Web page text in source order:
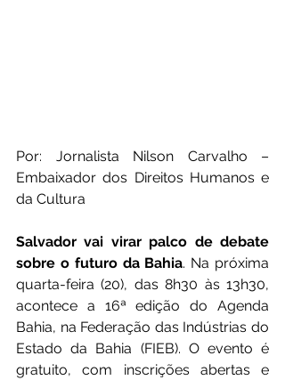
Por: Jornalista Nilson Carvalho –
Embaixador dos Direitos Humanos e
da Cultura
Salvador vai virar palco de debate
sobre o futuro da Bahia. Na próxima
quarta-feira (20), das 8h30 às 13h30,
acontece a 16ª edição do Agenda
Bahia, na Federação das Indústrias do
Estado da Bahia (FIEB). O evento é
gratuito, com inscrições abertas e